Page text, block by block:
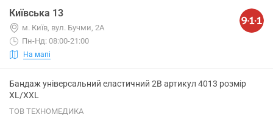
Київська 13
м. Київ, вул. Бучми, 2А
Пн-Нд: 08:00-21:00
На мапі
Бандаж універсальний еластичний 2B артикул 4013 розмір
XL/XXL
ТОВ ТЕХНОМЕДИКА